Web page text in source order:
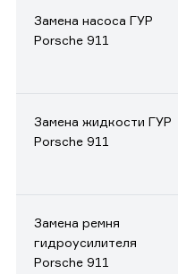
Замена насоса ГУР
Porsche 911
Замена жидкости ГУР
Porsche 911
Замена ремня
гидроусилителя
Porsche 911